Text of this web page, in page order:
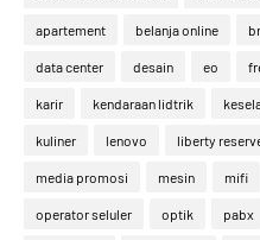
apartement belanja online
data center desain eo
karir kendaraan lidtrik
kuliner lenovo liberty
media promosi mesin mifi
operator seluler optik pabx